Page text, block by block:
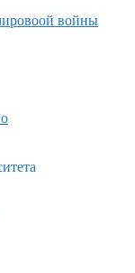
войны